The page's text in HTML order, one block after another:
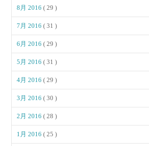
8月 2016( 29 )
7月 2016( 31 )
6月 2016( 29 )
5月 2016( 31 )
4月 2016( 29 )
3月 2016( 30 )
2月 2016( 28 )
1月 2016( 25 )